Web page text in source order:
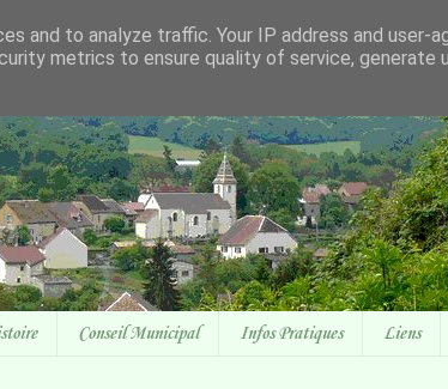
Conseil Municipal Infos Pratiques Liens
and to analyze traffic. Your IP address and user-
metrics to ensure quality of service, generate